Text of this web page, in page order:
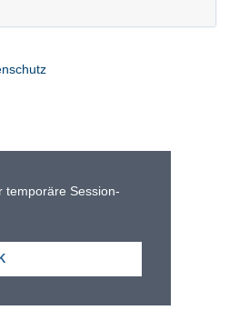
temporäre Session-